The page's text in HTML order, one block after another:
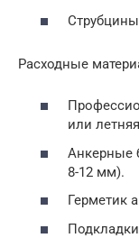
Расходные
или
Анкерные
8-12 мм).
Герметик